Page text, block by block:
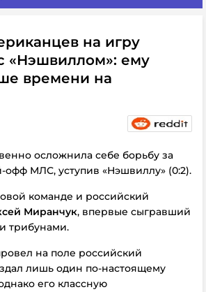
на игру
«Нэшвиллом»: ему
времени на
осложнила себе борьбу за
офф МЛС, уступив «Нэшвиллу» (0:2).
команде и российский
Миранчук, впервые сыгравший
трибунами.
на поле российский
лишь один по-настоящему
его классную